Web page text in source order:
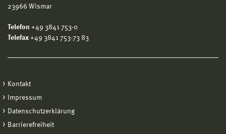
23966 Wismar
Telefon +49 3841 753-0
Telefax +49 3841 753-73 83
Kontakt
Impressum
Datenschutzerklärung
Barrierefreiheit